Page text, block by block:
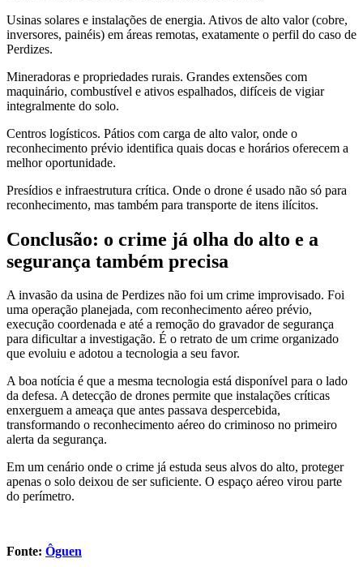
Usinas solares e instalações de energia. Ativos de alto valor (cobre,
inversores, painéis) em áreas remotas, exatamente o perfil do caso de
Perdizes.
Mineradoras e propriedades rurais. Grandes extensões com
maquinário, combustível e ativos espalhados, difíceis de vigiar
integralmente do solo.
Centros logísticos. Pátios com carga de alto valor, onde o
reconhecimento prévio identifica quais docas e horários oferecem a
melhor oportunidade.
Presídios e infraestrutura crítica. Onde o drone é usado não só para
reconhecimento, mas também para transporte de itens ilícitos.
Conclusão: o crime já olha do alto e a
segurança também precisa
A invasão da usina de Perdizes não foi um crime improvisado. Foi
uma operação planejada, com reconhecimento aéreo prévio,
execução coordenada e até a remoção do gravador de segurança
para dificultar a investigação. É o retrato de um crime organizado
que evoluiu e adotou a tecnologia a seu favor.
A boa notícia é que a mesma tecnologia está disponível para o lado
da defesa. A detecção de drones permite que instalações críticas
enxerguem a ameaça que antes passava despercebida,
transformando o reconhecimento aéreo do criminoso no primeiro
alerta da segurança.
Em um cenário onde o crime já estuda seus alvos do alto, proteger
apenas o solo deixou de ser suficiente. O espaço aéreo virou parte
do perímetro.
Fonte: Ôguen